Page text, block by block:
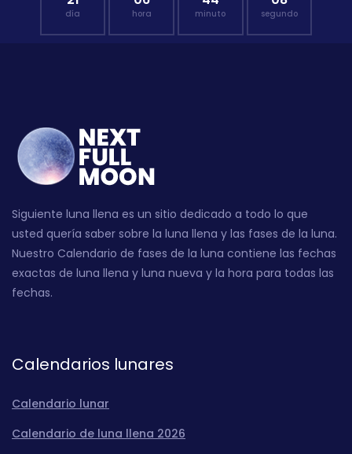
día hora minuto segundo
Siguiente luna llena es un sitio dedicado a todo lo que
usted quería saber sobre la luna llena y las fases de la luna.
Nuestro Calendario de fases de la luna contiene las fechas
exactas de luna llena y luna nueva y la hora para todas las
fechas.
Calendarios lunares
Calendario lunar
Calendario de luna llena 2026